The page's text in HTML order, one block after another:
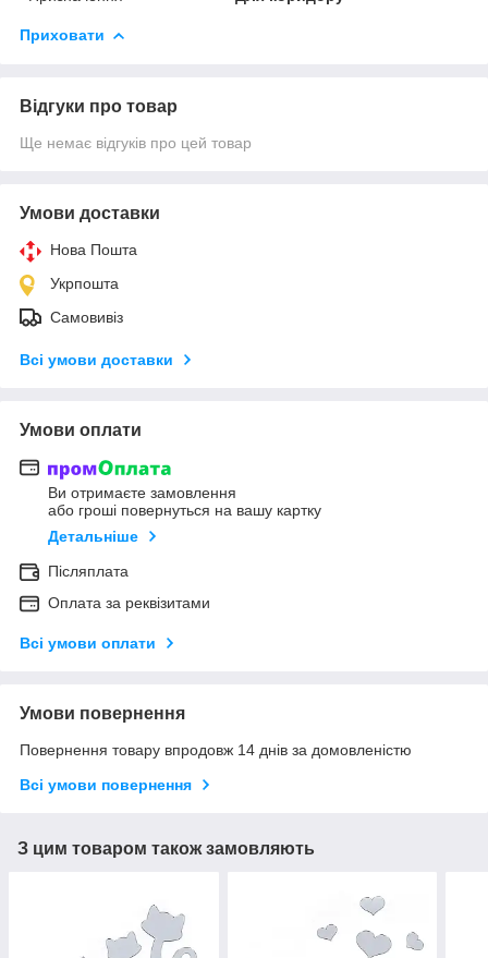
Приховати
Відгуки про товар
Ще немає відгуків про цей товар
Умови доставки
Нова Пошта
Укрпошта
Самовивіз
Всі умови доставки
Умови оплати
Ви отримаєте замовлення
або гроші повернуться на вашу картку
Детальніше
Післяплата
Оплата за реквізитами
Всі умови оплати
Умови повернення
Повернення товару впродовж 14 днів за домовленістю
Всі умови повернення
З цим товаром також замовляють